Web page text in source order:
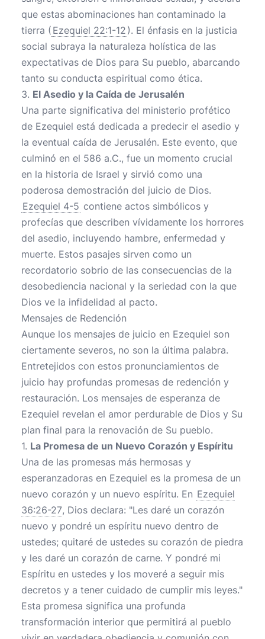
que estas abominaciones han contaminado la
tierra ( Ezequiel 22:1-12 ). El énfasis en la justicia
social subraya la naturaleza holística de las
expectativas de Dios para Su pueblo, abarcando
tanto su conducta espiritual como ética.
3. El Asedio y la Caída de Jerusalén
Una parte significativa del ministerio profético
de Ezequiel está dedicada a predecir el asedio y
la eventual caída de Jerusalén. Este evento, que
culminó en el 586 a.C., fue un momento crucial
en la historia de Israel y sirvió como una
poderosa demostración del juicio de Dios.
Ezequiel 4-5 contiene actos simbólicos y
profecías que describen vívidamente los horrores
del asedio, incluyendo hambre, enfermedad y
muerte. Estos pasajes sirven como un
recordatorio sobrio de las consecuencias de la
desobediencia nacional y la seriedad con la que
Dios ve la infidelidad al pacto.
Mensajes de Redención
Aunque los mensajes de juicio en Ezequiel son
ciertamente severos, no son la última palabra.
Entretejidos con estos pronunciamientos de
juicio hay profundas promesas de redención y
restauración. Los mensajes de esperanza de
Ezequiel revelan el amor perdurable de Dios y Su
plan final para la renovación de Su pueblo.
1. La Promesa de un Nuevo Corazón y Espíritu
Una de las promesas más hermosas y
esperanzadoras en Ezequiel es la promesa de un
nuevo corazón y un nuevo espíritu. En Ezequiel
36:26-27, Dios declara: "Les daré un corazón
nuevo y pondré un espíritu nuevo dentro de
ustedes; quitaré de ustedes su corazón de piedra
y les daré un corazón de carne. Y pondré mi
Espíritu en ustedes y los moveré a seguir mis
decretos y a tener cuidado de cumplir mis leyes."
Esta promesa significa una profunda
transformación interior que permitirá al pueblo